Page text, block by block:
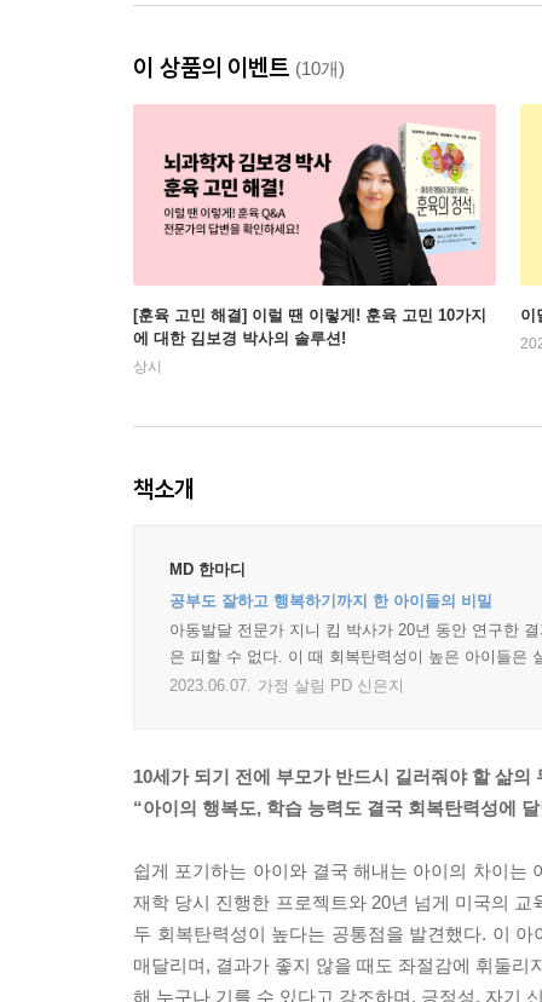
이 상품의 이벤트 (10개)
[훈육 고민 해결] 이럴 땐 이렇게! 훈육 고민 10가지
에 대한 김보경 박사의 솔루션!
상시
이
책소개
MD 한마디
공부도 잘하고 행복하기까지 한 아이들의 비밀
아동발달 전문가 지니 킴 박사가 20년 동안 연구한
은 피할 수 없다. 이 때 회복탄력성이 높은 아이들은
2023.06.07. 가정 살림 PD 신은지
10세가 되기 전에 부모가 반드시 길러줘야 할 삶의
“아이의 행복도, 학습 능력도 결국 회복탄력성에
쉽게 포기하는 아이와 결국 해내는 아이의 차이는
재학 당시 진행한 프로젝트와 20년 넘게 미국의
두 회복탄력성이 높다는 공통점을 발견했다. 이
매달리며, 결과가 좋지 않을 때도 좌절감에 휘둘
해 누구나 기를 수 있다고 강조하며, 긍정성, 자기